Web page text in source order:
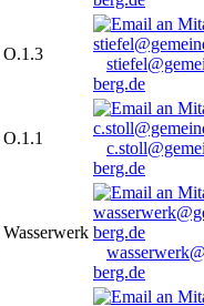
O.1.3
berg.de
O.1.1
berg.de
Wasserwerk
berg.de